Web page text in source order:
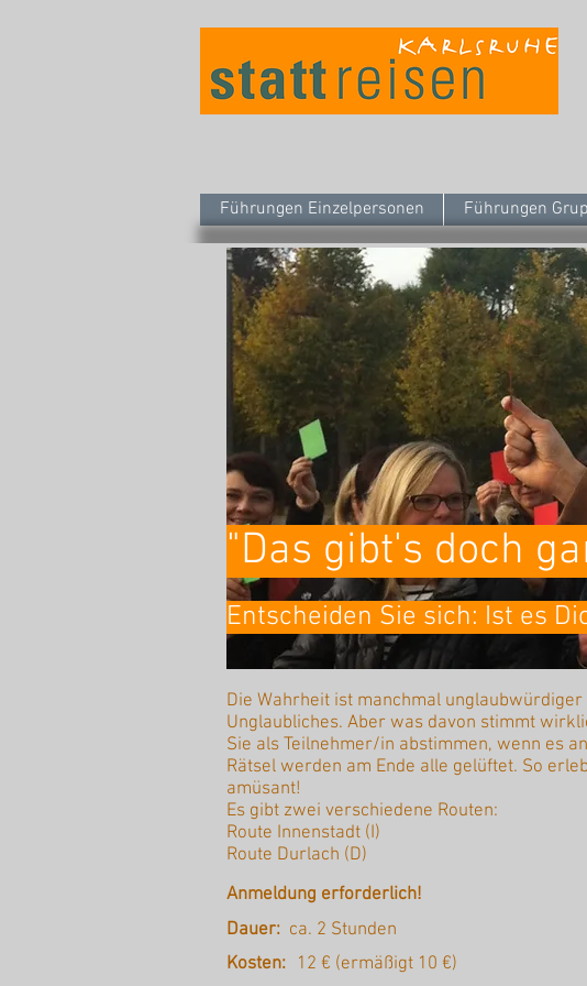
Führungen Einzelpersonen Führungen
"Das gibt's doch
Entscheiden Sie sich: Ist es
Die Wahrheit ist manchmal
Unglaubliches. Aber was davon stimmt
Sie als Teilnehmer/in abstimmen, wenn es
Rätsel werden am Ende alle gelüftet. So
amüsant!
Es gibt zwei verschiedene Routen:
Route Innenstadt (I)
Route Durlach (D)
Anmeldung erforderlich!
ca. 2 Stunden
Dauer:
Kosten: 12 € (ermäßigt 10 €)